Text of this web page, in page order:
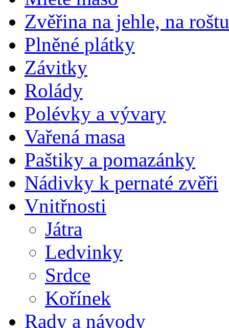
Zvěřina na jehle, na roštu
Plněné plátky
Závitky
Rolády
Polévky a vývary
Vařená masa
Paštiky a pomazánky
Nádivky k pernaté zvěři
Vnitřnosti
Játra
Ledvinky
Srdce
Kořínek
Rady a návody